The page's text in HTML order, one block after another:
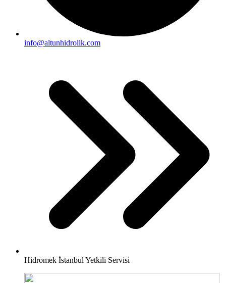
info@altunhidrolik.com
Hidromek İstanbul Yetkili Servisi